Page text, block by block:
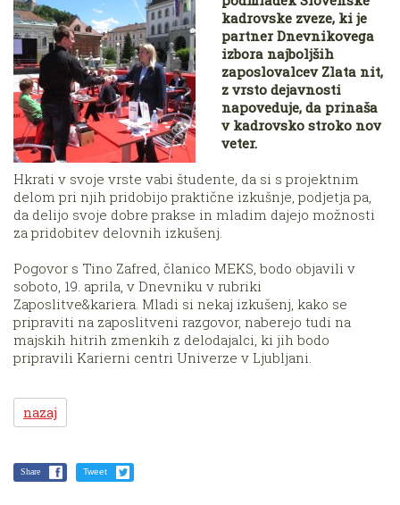
kadrovske zveze, ki je
partner Dnevnikovega
izbora najboljših
zaposlovalcev Zlata nit,
z vrsto dejavnosti
napoveduje, da prinaša
v kadrovsko stroko nov
veter.
Hkrati v svoje vrste vabi študente, da si s projektnim
delom pri njih pridobijo praktične izkušnje, podjetja pa,
da delijo svoje dobre prakse in mladim dajejo možnosti
za pridobitev delovnih izkušenj.
Pogovor s Tino Zafred, članico MEKS, bodo objavili v
soboto, 19. aprila, v Dnevniku v rubriki
Zaposlitve&kariera. Mladi si nekaj izkušenj, kako se
pripraviti na zaposlitveni razgovor, naberejo tudi na
majskih hitrih zmenkih z delodajalci, ki jih bodo
pripravili Karierni centri Univerze v Ljubljani.
nazaj
Share Tweet